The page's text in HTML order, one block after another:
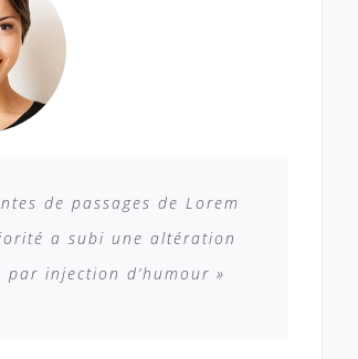
de passages de Lorem
a subi une altération
injection d’humour »